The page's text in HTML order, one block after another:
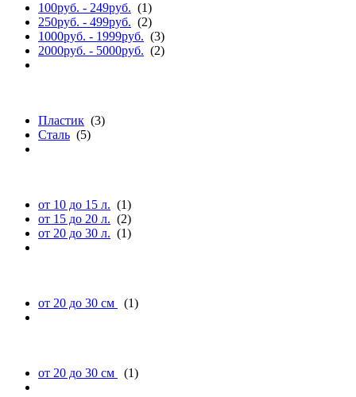
100руб. - 249руб. (1)
250руб. - 499руб. (2)
1000руб. - 1999руб. (3)
2000руб. - 5000руб. (2)
Пластик (3)
Сталь (5)
от 10 до 15 л. (1)
от 15 до 20 л. (2)
от 20 до 30 л. (1)
от 20 до 30 см (1)
от 20 до 30 см (1)